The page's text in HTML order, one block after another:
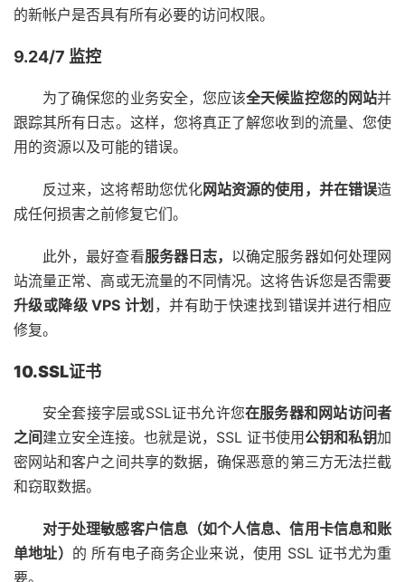
的新帐户是否具有所有必要的访问权限。
9.24/7 监控
为了确保您的业务安全，您应该全天候监控您的网站并
跟踪其所有日志。这样，您将真正了解您收到的流量、您使
用的资源以及可能的错误。
反过来，这将帮助您优化网站资源的使用，并在错误造
成任何损害之前修复它们。
此外，最好查看服务器日志， 以确定服务器如何处理网
站流量正常、高或无流量的不同情况。这将告诉您是否需要
升级或降级 VPS 计划 ，并有助于快速找到错误并进行相应
修复。
10.SSL证书
安全套接字层或SSL证书允许您在服务器和网站访问者
之间建立安全连接。也就是说，SSL 证书使用公钥和私钥加
密网站和客户之间共享的数据，确保恶意的第三方无法拦截
和窃取数据。
对于处理敏感客户信息（如个人信息、信用卡信息和账
单地址） 的 所有电子商务企业来说，使用 SSL 证书尤为重
要。